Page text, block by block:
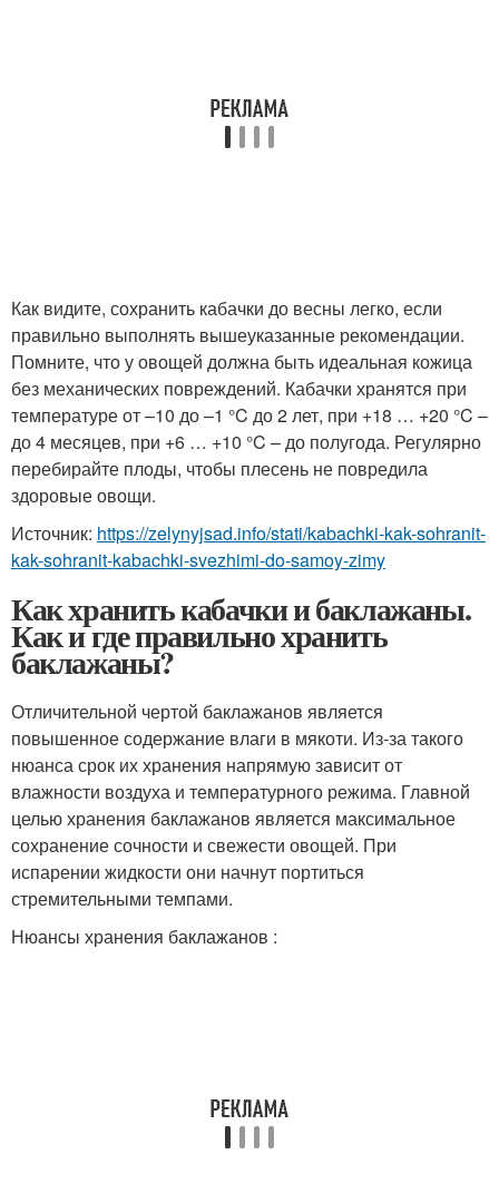
Как видите, сохранить кабачки до весны легко, если
правильно выполнять вышеуказанные рекомендации.
Помните, что у овощей должна быть идеальная кожица
без механических повреждений. Кабачки хранятся при
температуре от –10 до –1 °C до 2 лет, при +18 … +20 °C –
до 4 месяцев, при +6 … +10 °C – до полугода. Регулярно
перебирайте плоды, чтобы плесень не повредила
здоровые овощи.
Источник: https://zelynyjsad.info/stati/kabachki-kak-sohranit-
kak-sohranit-kabachki-svezhimi-do-samoy-zimy
Как хранить кабачки и баклажаны.
Как и где правильно хранить
баклажаны?
Отличительной чертой баклажанов является
повышенное содержание влаги в мякоти. Из-за такого
нюанса срок их хранения напрямую зависит от
влажности воздуха и температурного режима. Главной
целью хранения баклажанов является максимальное
сохранение сочности и свежести овощей. При
испарении жидкости они начнут портиться
стремительными темпами.
Нюансы хранения баклажанов :